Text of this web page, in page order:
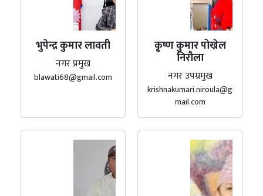
भुपेन्द्र कुमार लावती
नगर प्रमुख
blawati68@gmail.com
कृ्ष्ण कुमार पोख्रेल
निरौला
नगर उपम्रमुख
krishnakumari.niroula@g
mail.com